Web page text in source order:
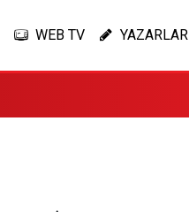
WEB TV YAZARLAR